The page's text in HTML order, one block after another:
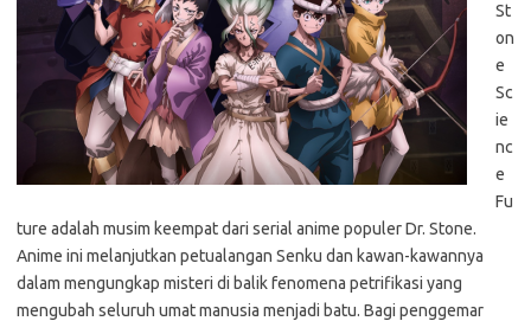
St
on
e
Sc
ie
nc
e
Fu
ture adalah musim keempat dari serial anime populer Dr. Stone.
Anime ini melanjutkan petualangan Senku dan kawan-kawannya
dalam mengungkap misteri di balik fenomena petrifikasi yang
mengubah seluruh umat manusia menjadi batu. Bagi penggemar